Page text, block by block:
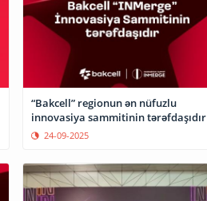
“Bakcell” regionun ən nüfuzlu
innovasiya sammitinin tərəfdaşıdır
24-09-2025